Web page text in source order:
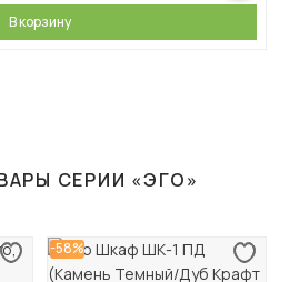
В корзину
СЕРИИ «ЭГО»
-58%